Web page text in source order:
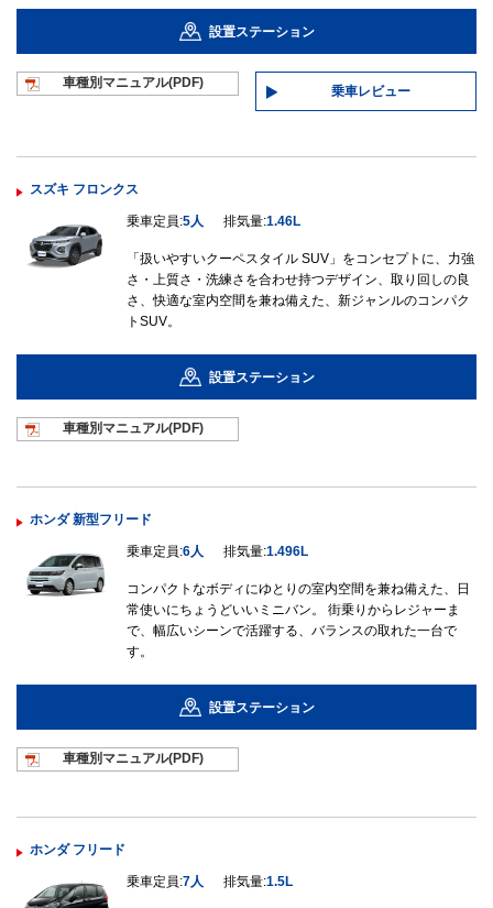
設置ステーション
車種別マニュアル(PDF)
乗車レビュー
スズキ フロンクス
乗車定員:5人 排気量:1.46L
「扱いやすいクーペスタイル SUV」をコンセプトに、力強
さ・上質さ・洗練さを合わせ持つデザイン、取り回しの良
さ、快適な室内空間を兼ね備えた、新ジャンルのコンパク
トSUV。
設置ステーション
車種別マニュアル(PDF)
ホンダ 新型フリード
乗車定員:6人 排気量:1.496L
コンパクトなボディにゆとりの室内空間を兼ね備えた、日
常使いにちょうどいいミニバン。 街乗りからレジャーま
で、幅広いシーンで活躍する、バランスの取れた一台で
す。
設置ステーション
車種別マニュアル(PDF)
ホンダ フリード
乗車定員:7人 排気量:1.5L